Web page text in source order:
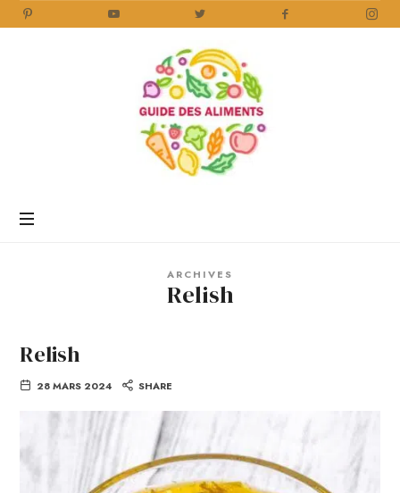
Aliments
ARCHIVES
Relish
Relish
28 MARS 2024 SHARE